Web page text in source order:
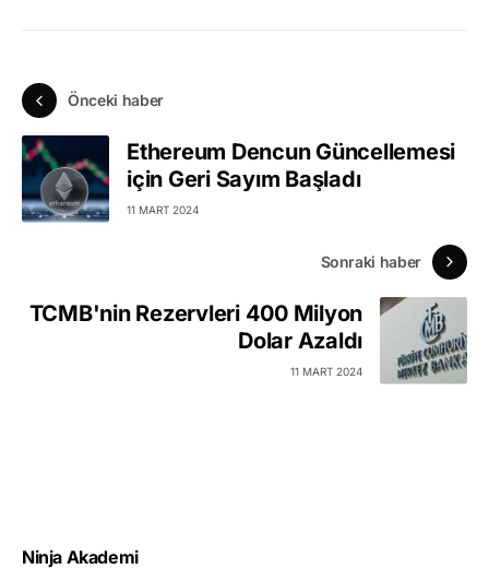
Önceki haber
Ethereum Dencun Güncellemesi
için Geri Sayım Başladı
11 MART 2024
Sonraki haber
TCMB'nin Rezervleri 400 Milyon
Dolar Azaldı
11 MART 2024
Ninja Akademi